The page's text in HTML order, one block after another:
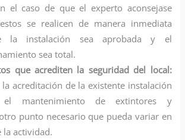
el caso de que el experto aconsejase
se realicen de manera inmediata
la instalación sea aprobada y el
sea total.
que acrediten la seguridad del local:
la acreditación de la existente instalación
el mantenimiento de extintores y
punto necesario que pueda variar en
la actividad.